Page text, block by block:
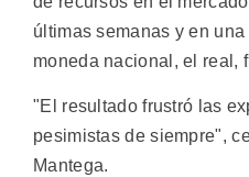
últimas semanas y en
moneda nacional, el real,
"El resultado frustró las
pesimistas de siempre",
Mantega.